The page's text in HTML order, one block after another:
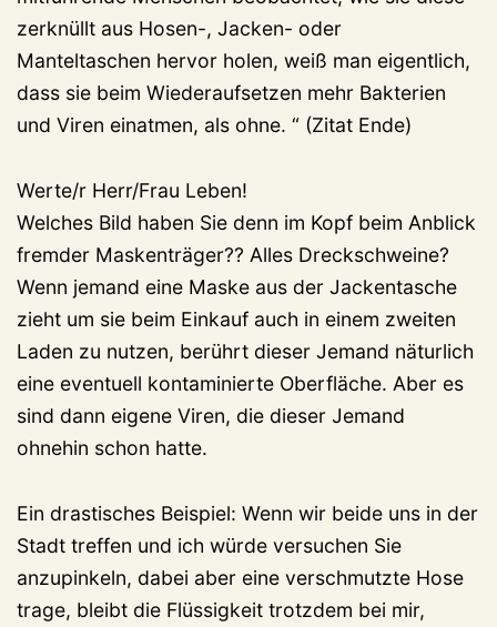
zerknüllt aus Hosen-, Jacken- oder
Manteltaschen hervor holen, weiß man eigentlich,
dass sie beim Wiederaufsetzen mehr Bakterien
und Viren einatmen, als ohne. “ (Zitat Ende)
Werte/r Herr/Frau Leben!
Welches Bild haben Sie denn im Kopf beim Anblick
fremder Maskenträger?? Alles Dreckschweine?
Wenn jemand eine Maske aus der Jackentasche
zieht um sie beim Einkauf auch in einem zweiten
Laden zu nutzen, berührt dieser Jemand näturlich
eine eventuell kontaminierte Oberfläche. Aber es
sind dann eigene Viren, die dieser Jemand
ohnehin schon hatte.
Ein drastisches Beispiel: Wenn wir beide uns in der
Stadt treffen und ich würde versuchen Sie
anzupinkeln, dabei aber eine verschmutzte Hose
trage, bleibt die Flüssigkeit trotzdem bei mir,